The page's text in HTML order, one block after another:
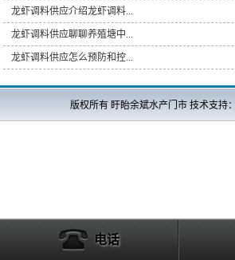
龙虾调料供应介绍龙虾调料...
龙虾调料供应聊聊养殖塘中...
龙虾调料供应怎么预防和控...
版权所有 盱眙余斌水产门市 技术支持：
电话